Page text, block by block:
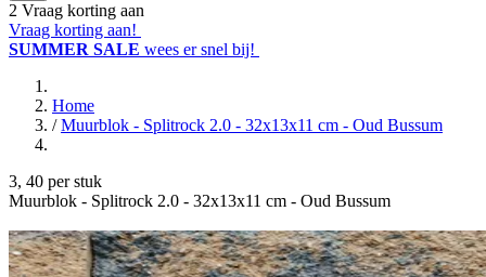
2 Vraag korting aan
Vraag korting aan!
SUMMER SALE wees er snel bij!
Home
/ Muurblok - Splitrock 2.0 - 32x13x11 cm - Oud Bussum
3, 40 per stuk
Muurblok - Splitrock 2.0 - 32x13x11 cm - Oud Bussum